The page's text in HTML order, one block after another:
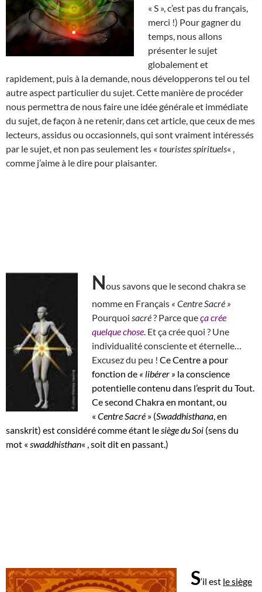
« S », c’est pas du français,
merci !) Pour gagner du
temps, nous allons
présenter le sujet
globalement et
rapidement, puis à la demande, nous développerons tel ou tel
autre aspect particulier du sujet. Cette manière de procéder
nous permettra de nous faire une idée générale et immédiate
du sujet, de façon à ne retenir, dans cet article, que ceux de mes
lecteurs, assidus ou occasionnels, qui sont vraiment intéressés
par le sujet, et non pas seulement les « touristes spirituels« ,
comme j’aime à le dire pour plaisanter.
Nous savons que le second chakra se
nomme en Français « Centre Sacré »
Pourquoi sacré? Parce queça crée
quelque chose . Et ça crée quoi ? Une
individualité consciente et éternelle…
Excusez du peu ! Ce Centre a pour
fonction de « libérer » la conscience
potentielle contenu dans l’esprit du Tout.
Ce second Chakra en montant, ou
« Centre Sacré » (Swaddhisthana , en
sanskrit) est considéré comme étant le siège du Soi (sens du
mot « swaddhisthan« , soit dit en passant.)
S‘il est le siège